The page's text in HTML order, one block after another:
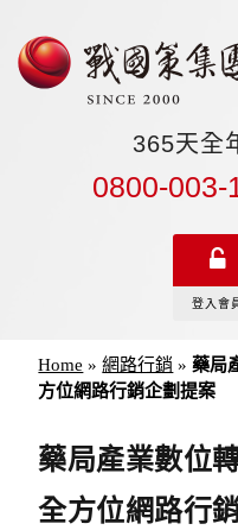
365天全
0800-003-
登入會
Home »網路行銷 »藥局
方位網路行銷企劃提案
藥局產業數位
全方位網路行